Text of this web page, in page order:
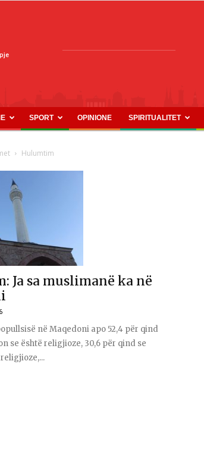
SPORT OPINIONE SPIRITUALITET
Hulumtim
Ja sa muslimanë ka në
në Maqedoni apo 52,4 për qind
se është religjioze, 30,6 për qind se